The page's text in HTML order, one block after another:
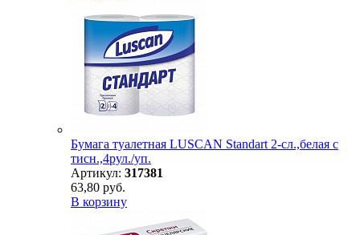
Бумага туалетная LUSCAN Standart 2-сл.,белая с
тисн.,4рул./уп.
Артикул: 317381
63,80 руб.
В корзину